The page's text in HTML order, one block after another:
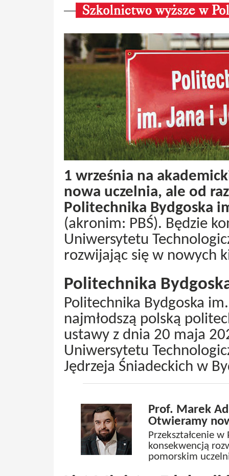
1 września na
nowa uczelnia, ale od
Politechnika Bydgoska
(akronim: PBŚ). Będzie
Uniwersytetu
rozwijając się w nowych
Politechnika
Politechnika Bydgoska
najmłodszą polską
ustawy z dnia 20 maja
Uniwersytetu
Jędrzeja Śniadeckich w
Prof. Marek
Otwieramy
Przekształcenie
konsekwencją
pomorskim